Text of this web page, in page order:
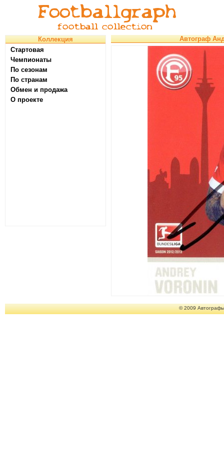
Коллекция
Стартовая
Чемпионаты
По сезонам
По странам
Обмен и продажа
О проекте
Автограф
© 2009